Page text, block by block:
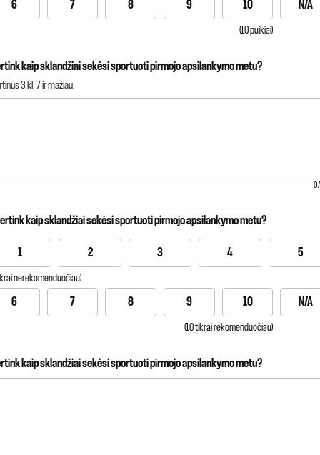
6 7 8 9 10 N/A
(10 puikiai)
kaip sklandžiai sekėsi sportuoti pirmojo apsilankymo metu?
3 kl. 7 ir mažiau.
0
kaip sklandžiai sekėsi sportuoti pirmojo apsilankymo metu?
1 2 3 4 5
nerekomenduočiau)
6 7 8 9 10 N/A
(10 tikrai rekomenduočiau)
kaip sklandžiai sekėsi sportuoti pirmojo apsilankymo metu?